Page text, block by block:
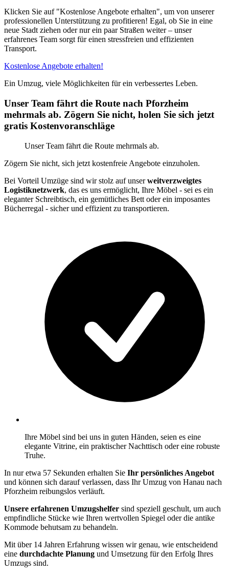
Klicken Sie auf "Kostenlose Angebote erhalten", um von unserer
professionellen Unterstützung zu profitieren! Egal, ob Sie in eine
neue Stadt ziehen oder nur ein paar Straßen weiter – unser
erfahrenes Team sorgt für einen stressfreien und effizienten
Transport.
Kostenlose Angebote erhalten!
Ein Umzug, viele Möglichkeiten für ein verbessertes Leben.
Unser Team fährt die Route nach Pforzheim
mehrmals ab. Zögern Sie nicht, holen Sie sich jetzt
gratis Kostenvoranschläge
Unser Team fährt die Route mehrmals ab.
Zögern Sie nicht, sich jetzt kostenfreie Angebote einzuholen.
Bei Vorteil Umzüge sind wir stolz auf unserweitverzweigtes
Logistiknetzwerk, das es uns ermöglicht, Ihre Möbel - sei es ein
eleganter Schreibtisch, ein gemütliches Bett oder ein imposantes
Bücherregal - sicher und effizient zu transportieren.
Ihre Möbel sind bei uns in guten Händen, seien es eine
elegante Vitrine, ein praktischer Nachttisch oder eine robuste
Truhe.
In nur etwa 57 Sekunden erhalten Sie Ihr persönliches Angebot
und können sich darauf verlassen, dass Ihr Umzug von Hanau nach
Pforzheim reibungslos verläuft.
Unsere erfahrenen Umzugshelfer sind speziell geschult, um auch
empfindliche Stücke wie Ihren wertvollen Spiegel oder die antike
Kommode behutsam zu behandeln.
Mit über 14 Jahren Erfahrung wissen wir genau, wie entscheidend
eine durchdachte Planung und Umsetzung für den Erfolg Ihres
Umzugs sind.